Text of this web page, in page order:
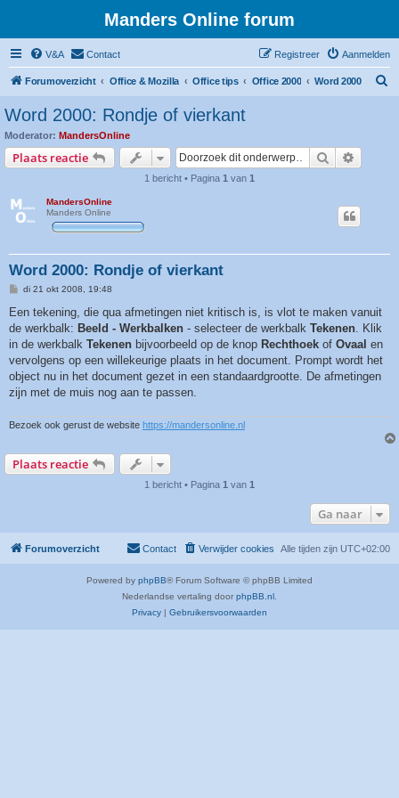
Manders Online forum
V&A Contact Aanmelden
Registreer
Forumoverzicht Office & Mozilla Office tips Office 2000 Word 2000
Word 2000: Rondje of vierkant
Moderator: MandersOnline
Plaats reactie Zoek
1 bericht • Pagina 1 van 1
MandersOnline
Manders Online
Word 2000: Rondje of vierkant
B
r
c
h
di 21 okt 2008, 19:48
Een tekening, die qua afmetingen niet kritisch is, is vlot te maken vanuit
de werkbalk: Beeld - Werkbalken - selecteer de werkbalk Tekenen . Klik
in de werkbalk Tekenen bijvoorbeeld op de knop Rechthoek of Ovaal en
vervolgens op een willekeurige plaats in het document. Prompt wordt het
object nu in het document gezet in een standaardgrootte. De afmetingen
zijn met de muis nog aan te passen.
Bezoek ook gerust de website https://mandersonline.nl
Plaats reactie
1 bericht • Pagina 1 van 1
Ga naar
Forumoverzicht Alle tijden zijn UTC+02:00
Verwijder cookies
Contact
Powered by phpBB® Forum Software © phpBB Limited
Nederlandse vertaling door phpBB.nl.
Privacy | Gebruikersvoorwaarden